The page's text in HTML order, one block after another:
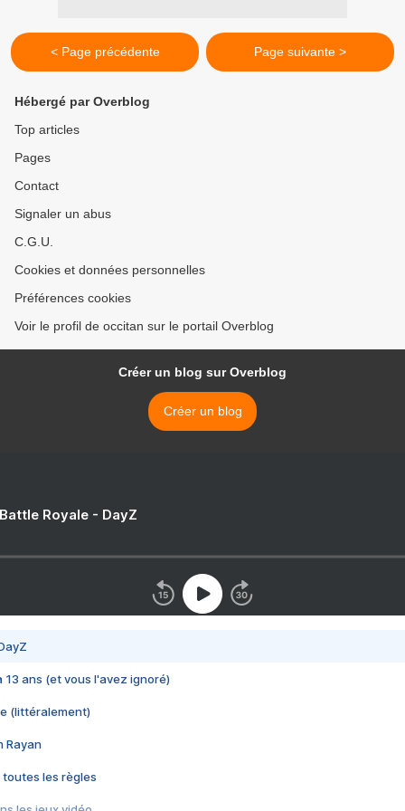
< Page précédente Page suivante >
Hébergé par Overblog
Top articles
Pages
Contact
Signaler un abus
C.G.U.
Cookies et données personnelles
Préférences cookies
Voir le profil de occitan sur le portail Overblog
Créer un blog sur Overblog
Créer un blog
Royale - DayZ
13 ans (et vous l'avez ignoré)
(littéralement)
Rayan
toutes les règles